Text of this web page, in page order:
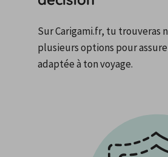
Sur Carigami.fr, tu trouveras
plusieurs options pour
adaptée à ton voyage.